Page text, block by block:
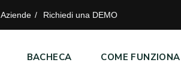
Aziende Richiedi una DEMO
BACHECA COME FUNZIONA